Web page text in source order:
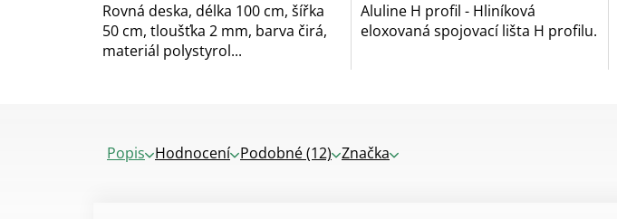
Rovná deska, délka 100 cm, šířka
50 cm, tloušťka 2 mm, barva čirá,
materiál polystyrol...
Aluline H profil - Hliníková
eloxovaná spojovací lišta H profilu.
Popis Podobné (12)
Hodnocení Značka